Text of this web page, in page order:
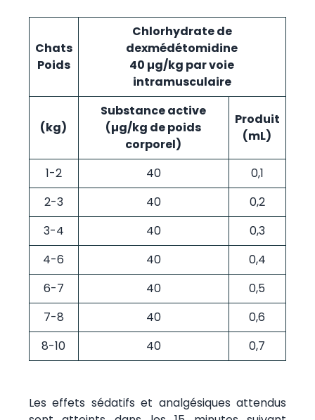
Chats
Poids
Chlorhydrate de
dexmédétomidine
40 µg/kg par voie
intramusculaire
(kg)
Substance active
(µg/kg de poids
corporel)
Produit
(mL)
1-2 40
0,1
2-3
40
0,2
3-4
40
0,3
4-6
40
0,4
6-7
40
0,5
7-8
40
0,6
8-10
40 0,7
Les effets sédatifs et analgésiques attendus